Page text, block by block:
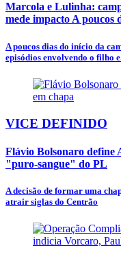
Marcola e Lulinha:
mede impacto A poucos
A poucos dias do início da
episódios envolvendo o filho
VICE DEFINIDO
Flávio Bolsonaro define
"puro-sangue" do PL
A decisão de formar uma
atrair siglas do Centrão